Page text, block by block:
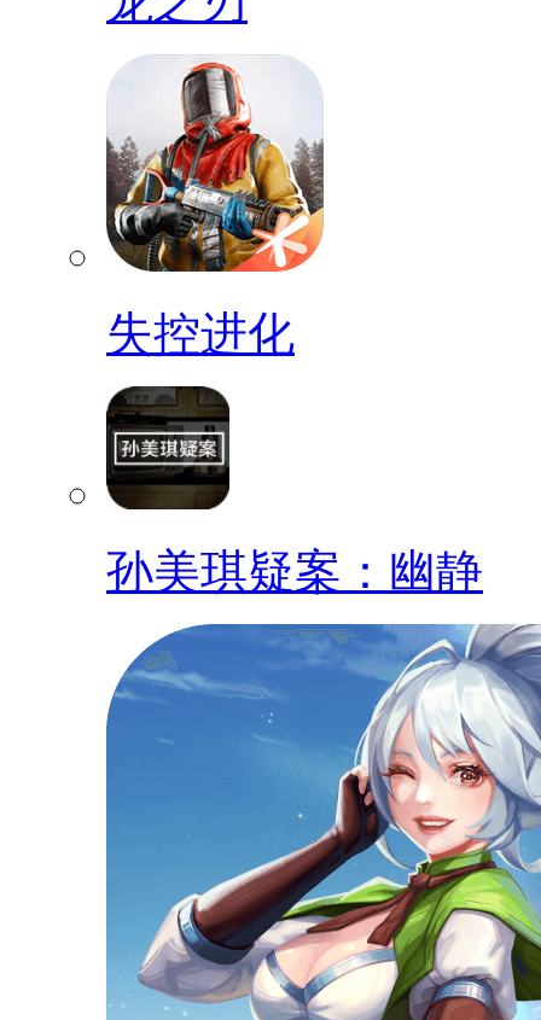
失控进化
孙美琪疑案：幽静